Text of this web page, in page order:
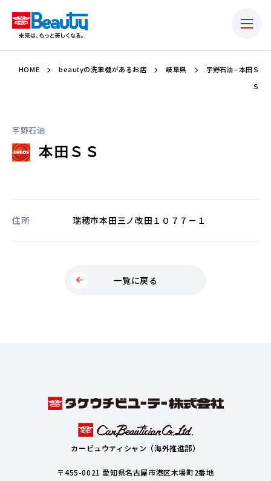
HOME beautyの洗車機があるお店 岐阜県
宇野石油 – 本田Ｓ
Ｓ
宇野石油
本田ＳＳ
住所 瑞穂市本田三ノ改田１０７７－１
一覧に戻る
カービュウティシャン（海外推進部）
〒455-0021 愛知県名古屋市港区木場町2番地